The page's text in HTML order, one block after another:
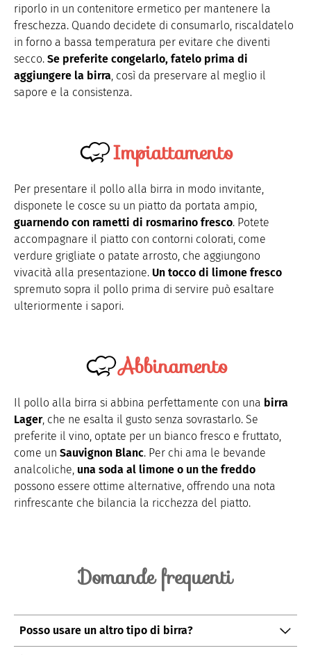
riporlo in un contenitore ermetico per mantenere la
freschezza. Quando decidete di consumarlo, riscaldatelo
in forno a bassa temperatura per evitare che diventi
secco. Se preferite congelarlo, fatelo prima di
aggiungere la birra, così da preservare al meglio il
sapore e la consistenza.
Impiattamento
Per presentare il pollo alla birra in modo invitante,
disponete le cosce su un piatto da portata ampio,
guarnendo con rametti di rosmarino fresco. Potete
accompagnare il piatto con contorni colorati, come
verdure grigliate o patate arrosto, che aggiungono
vivacità alla presentazione. Un tocco di limone fresco
spremuto sopra il pollo prima di servire può esaltare
ulteriormente i sapori.
Abbinamento
Il pollo alla birra si abbina perfettamente con una birra
Lager, che ne esalta il gusto senza sovrastarlo. Se
preferite il vino, optate per un bianco fresco e fruttato,
come un Sauvignon Blanc. Per chi ama le bevande
analcoliche, una soda al limone o un the freddo
possono essere ottime alternative, offrendo una nota
rinfrescante che bilancia la ricchezza del piatto.
Domande frequenti
Posso usare un altro tipo di birra?